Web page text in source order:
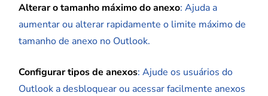
Alterar o tamanho máximo do anexo: Ajuda a
aumentar ou alterar rapidamente o limite máximo de
tamanho de anexo no Outlook.
Configurar tipos de anexos: Ajude os usuários do
Outlook a desbloquear ou acessar facilmente anexos